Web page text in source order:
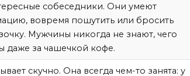
собеседники. Они умеют
вовремя пошутить или бросить
Мужчины никогда не знают, чего
даже за чашечкой кофе.
скучно. Она всегда чем-то занята: у